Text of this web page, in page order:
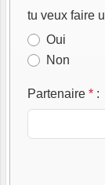
tu veux faire
Oui
Non
Partenaire * :